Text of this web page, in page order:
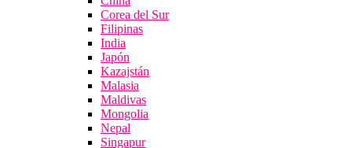
Corea del Sur
Filipinas
India
Japón
Kazajstán
Malasia
Maldivas
Mongolia
Nepal
Singapur